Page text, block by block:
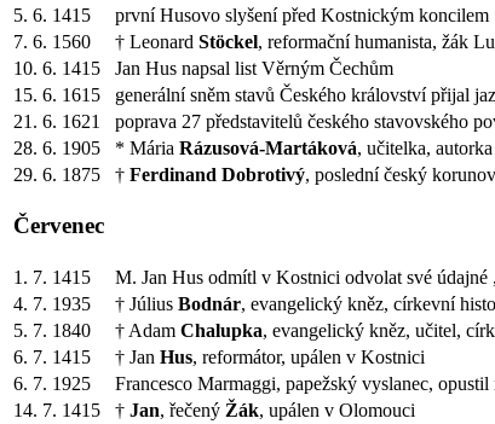
5. 6. 1415
první Husovo slyšení před Kostnickým koncilem
7. 6. 1560
† Leonard Stöckel, reformační humanista, žák
10. 6. 1415
Jan Hus napsal list Věrným Čechům
15. 6. 1615
generální sněm stavů Českého království přijal
21. 6. 1621
poprava 27 představitelů českého stavovského
28. 6. 1905
* Mária Rázusová-Martáková, učitelka,
29. 6. 1875
† Ferdinand Dobrotivý, poslední český
Červenec
1. 7. 1415
M. Jan Hus odmítl v Kostnici odvolat své údajné
4. 7. 1935
† Július Bodnár, evangelický kněz, církevní
5. 7. 1840
† Adam Chalupka, evangelický kněz, učitel,
6. 7. 1415
† Jan Hus, reformátor, upálen v Kostnici
6. 7. 1925
Francesco Marmaggi, papežský vyslanec,
14. 7. 1415
† Jan, řečený Žák, upálen v Olomouci